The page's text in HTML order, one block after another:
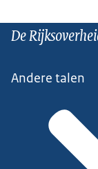
De
Andere talen